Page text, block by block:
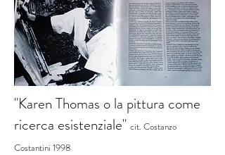
"Karen Thomas o la pittura come
ricerca esistenziale" cit. Costanzo
Costantini 1998